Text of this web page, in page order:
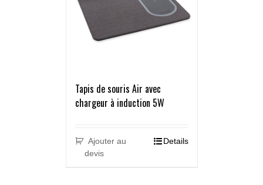
Tapis de souris Air avec
chargeur à induction 5W
Ajouter au
devis
Details